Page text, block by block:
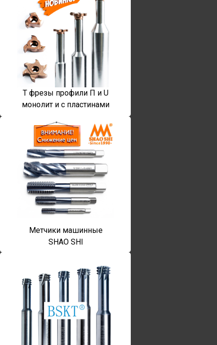
T фрезы профили П и U
монолит и с пластинами
Метчики машинные
SHAO SHI